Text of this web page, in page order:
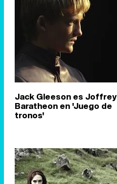
Jack Gleeson es Joffrey
Baratheon en 'Juego de
tronos'